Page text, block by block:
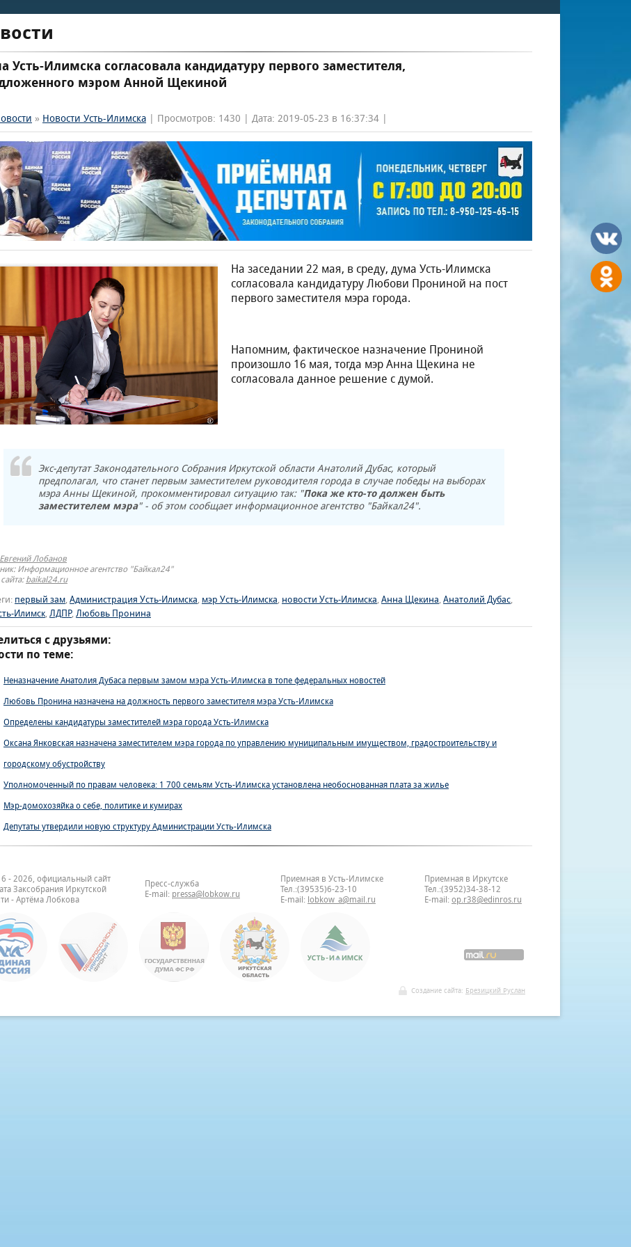
Усть-Илимска согласовала кандидатуру первого заместителя,
мэром Анной Щекиной
» Новости Усть-Илимска | Просмотров: 1430 | Дата: 2019-05-23 в 16:37:34 |
На заседании 22 мая, в среду, дума Усть-Илимска
согласовала кандидатуру Любови Прониной на пост
первого заместителя мэра города.
Напомним, фактическое назначение Прониной
произошло 16 мая, тогда мэр Анна Щекина не
согласовала данное решение с думой.
Экс-депутат Законодательного Собрания Иркутской области Анатолий Дубас, который
предполагал, что станет первым заместителем руководителя города в случае победы на выборах
мэра Анны Щекиной, прокомментировал ситуацию так: "Пока же кто-то должен быть
заместителем мэра" - об этом сообщает информационное агентство "Байкал24".
Евгений Лобанов
Информационное агентство "Байкал24"
baikal24.ru
первый зам,Администрация Усть-Илимска, мэр Усть-Илимска, новости Усть-Илимска,Анна Щекина,Анатолий Дубас,
Илимск,ЛДПР,Любовь Пронина
с друзьями:
по теме:
Неназначение Анатолия Дубаса первым замом мэра Усть-Илимска в топе федеральных новостей
Любовь Пронина назначена на должность первого заместителя мэра Усть-Илимска
Определены кандидатуры заместителей мэра города Усть-Илимска
Оксана Янковская назначена заместителем мэра города по управлению муниципальным имуществом, градостроительству и
городскому обустройству
Уполномоченный по правам человека: 1 700 семьям Усть-Илимска установлена необоснованная плата за жилье
Мэр-домохозяйка о себе, политике и кумирах
Депутаты утвердили новую структуру Администрации Усть-Илимска
- 2026, официальный сайт
Заксобрания Иркутской
- Артёма Лобкова
Пресс-служба
E-mail: pressa@lobkow.ru
Приемная в Усть-Илимске
Тел.:(39535)6-23-10
E-mail: lobkow_a@mail.ru
Приемная в Иркутске
Тел.:(3952)34-38-12
E-mail: op.r38@edinros.ru
Создание сайта: Брезицкий Руслан